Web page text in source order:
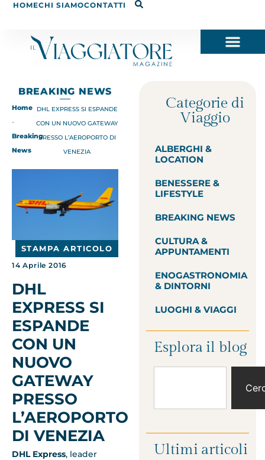
HOMECHI SIAMOCONTATTI
BREAKING NEWS
Home
-
Breaking
News
DHL EXPRESS SI ESPANDE
CON UN NUOVO GATEWAY
PRESSO L’AEROPORTO DI
VENEZIA
STAMPA ARTICOLO
14 Aprile 2016
DHL
EXPRESS SI
ESPANDE
CON UN
NUOVO
GATEWAY
PRESSO
L’AEROPORTO
DI VENEZIA
DHL Express, leader
Categorie di
Viaggio
ALBERGHI &
LOCATION
BENESSERE &
LIFESTYLE
BREAKING NEWS
CULTURA &
APPUNTAMENTI
ENOGASTRONOMIA
& DINTORNI
LUOGHI & VIAGGI
Esplora il blog
Ultimi articoli